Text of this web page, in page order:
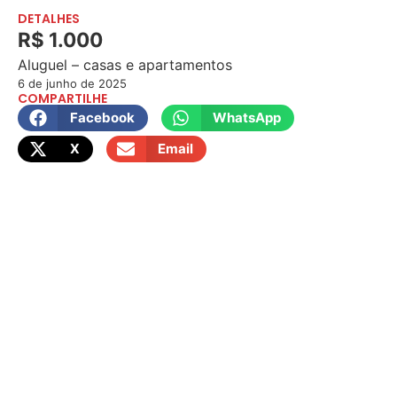
DETALHES
R$ 1.000
Aluguel – casas e apartamentos
6 de junho de 2025
COMPARTILHE
Facebook
WhatsApp
X
Email